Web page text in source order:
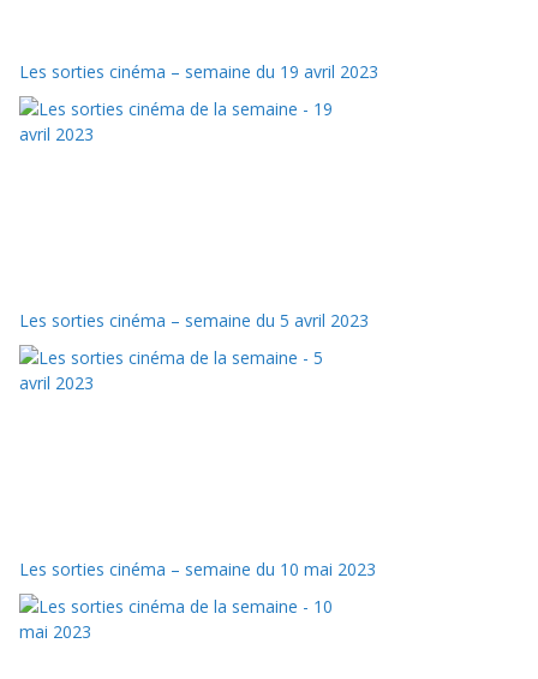
Les sorties cinéma – semaine du 19 avril 2023
Les sorties cinéma – semaine du 5 avril 2023
Les sorties cinéma – semaine du 10 mai 2023